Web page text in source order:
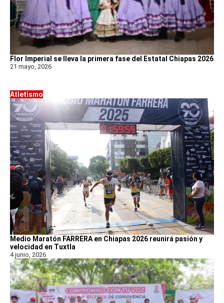
Flor Imperial se lleva la primera fase del Estatal Chiapas 2026
21 mayo, 2026
Atletismo
Medio Maratón FARRERA en Chiapas 2026 reunirá pasión y
velocidad en Tuxtla
4 junio, 2026